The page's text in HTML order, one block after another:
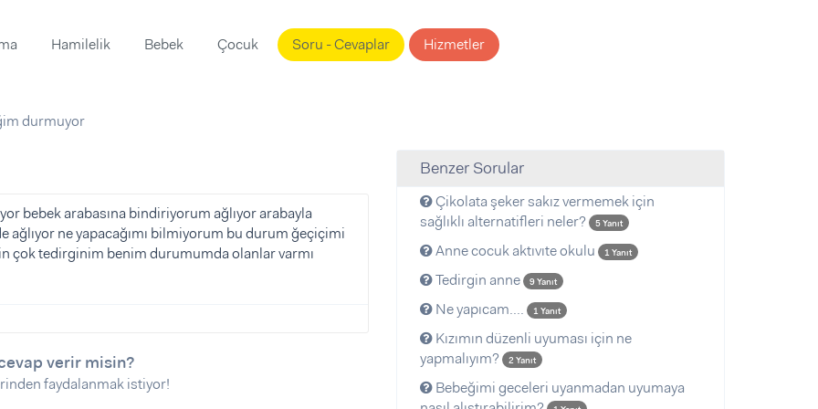
Hamilelik Bebek Çocuk Soru - Cevaplar Hizmetler
durmuyor
bebek arabasına bindiriyorum ağlıyor arabayla
ne yapacağımı bilmiyorum bu durum ğeçiçimi
çok tedirginim benim durumumda olanlar varmı
verir misin?
faydalanmak istiyor!
Benzer Sorular
Çikolata şeker sakız vermemek için
sağlıklı alternatifleri neler?
5 Yanıt
Anne cocuk aktıvıte okulu 1 Yanıt
Tedirgin anne 9 Yanıt
Ne yapıcam.... 1 Yanıt
Kızımın düzenli uyuması için ne
yapmalıyım?
2 Yanıt
Bebeğimi geceleri uyanmadan uyumaya